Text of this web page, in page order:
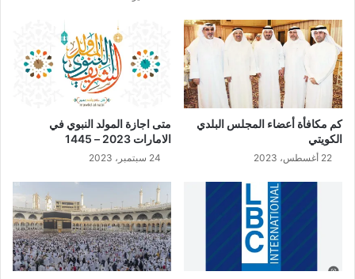
كم مكافأة أعضاء المجلس البلدي
الكويتي
22 أغسطس، 2023
متى اجازة المولد النبوي في
الامارات 2023 – 1445
24 سبتمبر، 2023